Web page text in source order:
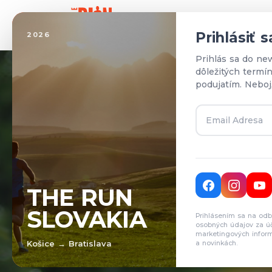
2026
THE RUN
SLOVAKIA
Košice → Bratislava
Prihlásiť
Prihlás sa do
dôležitých
podujatím.
Prihlásením sa na
osobných údajov za
marketingových
a novinkách.